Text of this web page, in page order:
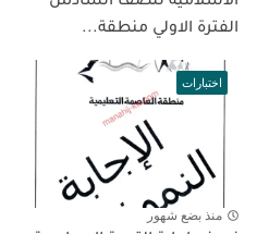
الفترة الاولي منطقة...
اختبارات
منذ بضع شهور